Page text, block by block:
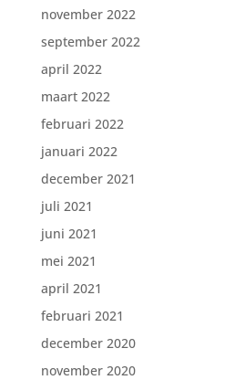
november 2022
september 2022
april 2022
maart 2022
februari 2022
januari 2022
december 2021
juli 2021
juni 2021
mei 2021
april 2021
februari 2021
december 2020
november 2020